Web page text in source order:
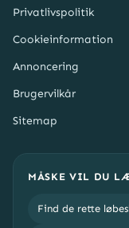
Privatlivspolitik
Cookieinformation
Annoncering
Brugervilkår
Sitemap
MÅSKE VIL DU
Find de rette